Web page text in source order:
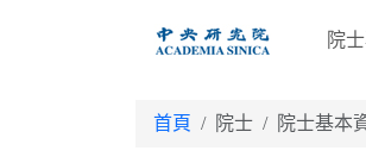
院
首頁 院士 院士基本